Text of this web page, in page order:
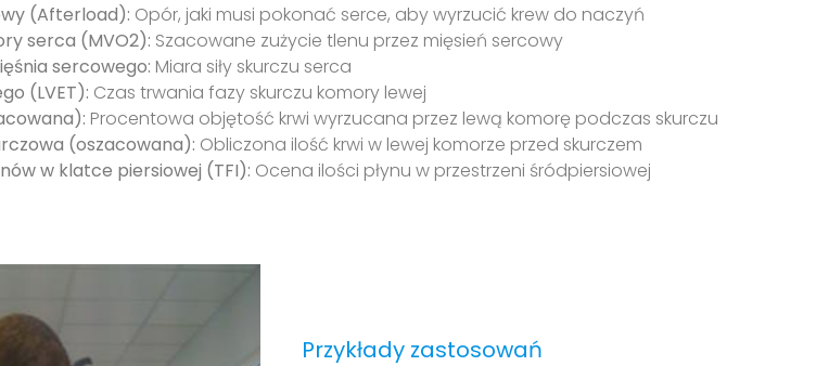
(Afterload): Opór, jaki musi pokonać serce, aby wyrzucić krew do naczyń
serca (MVO2): Szacowane zużycie tlenu przez mięsień sercowy
sercowego: Miara siły skurczu serca
(LVET): Czas trwania fazy skurczu komory lewej
Procentowa objętość krwi wyrzucana przez lewą komorę podczas skurczu
(oszacowana): Obliczona ilość krwi w lewej komorze przed skurczem
w klatce piersiowej (TFI): Ocena ilości płynu w przestrzeni śródpiersiowej
Przykłady zastosowań